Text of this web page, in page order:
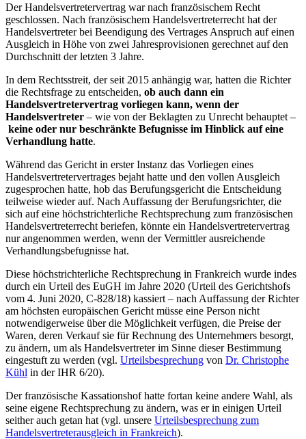
Der Handelsvertretervertrag war nach französischem Recht
geschlossen. Nach französischem Handelsvertreterrecht hat der
Handelsvertreter bei Beendigung des Vertrages Anspruch auf einen
Ausgleich in Höhe von zwei Jahresprovisionen gerechnet auf den
Durchschnitt der letzten 3 Jahre.
In dem Rechtsstreit, der seit 2015 anhängig war, hatten die Richter
die Rechtsfrage zu entscheiden, ob auch dann ein
Handelsvertretervertrag vorliegen kann, wenn der
Handelsvertreter – wie von der Beklagten zu Unrecht behauptet –
keine oder nur beschränkte Befugnisse im Hinblick auf eine
Verhandlung hatte.
Während das Gericht in erster Instanz das Vorliegen eines
Handelsvertretervertrages bejaht hatte und den vollen Ausgleich
zugesprochen hatte, hob das Berufungsgericht die Entscheidung
teilweise wieder auf. Nach Auffassung der Berufungsrichter, die
sich auf eine höchstrichterliche Rechtsprechung zum französischen
Handelsvertreterrecht beriefen, könnte ein Handelsvertretervertrag
nur angenommen werden, wenn der Vermittler ausreichende
Verhandlungsbefugnisse hat.
Diese höchstrichterliche Rechtsprechung in Frankreich wurde indes
durch ein Urteil des EuGH im Jahre 2020 (Urteil des Gerichtshofs
vom 4. Juni 2020, C-828/18) kassiert – nach Auffassung der Richter
am höchsten europäischen Gericht müsse eine Person nicht
notwendigerweise über die Möglichkeit verfügen, die Preise der
Waren, deren Verkauf sie für Rechnung des Unternehmers besorgt,
zu ändern, um als Handelsvertreter im Sinne dieser Bestimmung
eingestuft zu werden (vgl. Urteilsbesprechung von Dr. Christophe
Kühl in der IHR 6/20).
Der französische Kassationshof hatte fortan keine andere Wahl, als
seine eigene Rechtsprechung zu ändern, was er in einigen Urteil
seither auch getan hat (vgl. unsere Urteilsbesprechung zum
Handelsvertreterausgleich in Frankreich).